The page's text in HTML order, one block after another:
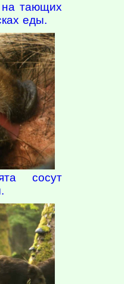
тающих
еды.
сосут